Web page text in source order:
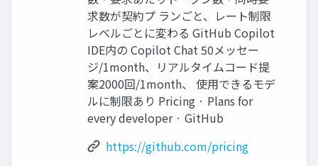
求数が契約プ ランごと、レート制限
レベルごとに変わる GitHub Copilot
IDE内の Copilot Chat 50メッセー
ジ/1month、リアルタイムコード提
案2000回/1month、 使用できるモデ
ルに制限あり Pricing · Plans for
every developer · GitHub
https://github.com/pricing